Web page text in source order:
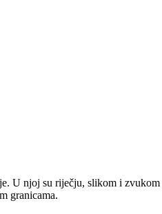
U njoj su riječju, slikom i
granicama.